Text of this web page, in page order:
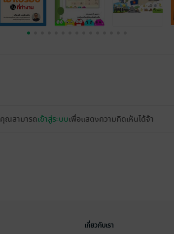
คุณสามารถเข้าสู่ระบบเพื่อแสดงความคิดเห็นได้จ้า
เกี่ยวกับเรา